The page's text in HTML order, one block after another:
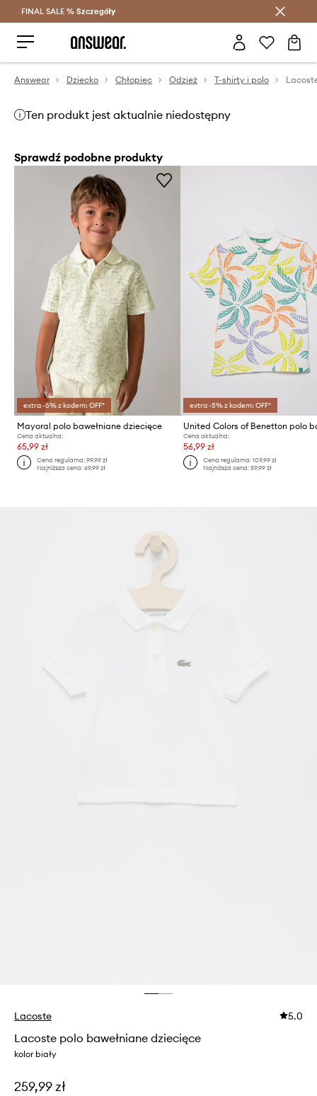
Oszczędzaj z Answear Club >
FINAL SALE % Szczegóły
Answear Dziecko Chłopiec Odzież T-shirty i polo
Ten produkt jest aktualnie niedostępny
Sprawdź podobne produkty
extra -5% z kodem: OFF*
Mayoral polo bawełniane dziecięce
Cena aktualna:
65,99 zł
Cena regularna:99,99 zł
Najniższa cena:69,99 zł
extra -5% z kodem: OFF*
Cena aktualna:
56,99 zł
Cena regularna: 109,99 zł
Najniższa cena: 59,99 zł
Lacoste 5.0
Lacoste polo bawełniane dziecięce
kolor biały
259,99 zł